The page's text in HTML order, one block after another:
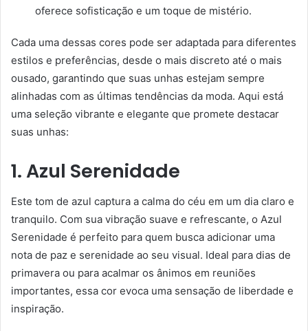
oferece sofisticação e um toque de mistério.
Cada uma dessas cores pode ser adaptada para diferentes
estilos e preferências, desde o mais discreto até o mais
ousado, garantindo que suas unhas estejam sempre
alinhadas com as últimas tendências da moda. Aqui está
uma seleção vibrante e elegante que promete destacar
suas unhas:
1. Azul Serenidade
Este tom de azul captura a calma do céu em um dia claro e
tranquilo. Com sua vibração suave e refrescante, o Azul
Serenidade é perfeito para quem busca adicionar uma
nota de paz e serenidade ao seu visual. Ideal para dias de
primavera ou para acalmar os ânimos em reuniões
importantes, essa cor evoca uma sensação de liberdade e
inspiração.